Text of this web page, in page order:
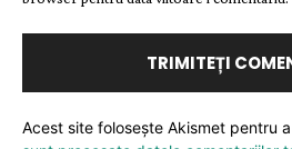
Acest site folosește Akismet pentru